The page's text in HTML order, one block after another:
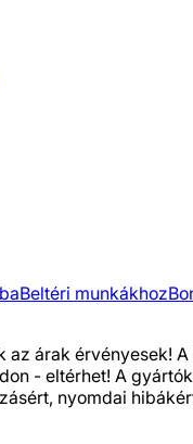
Beltéri munkákhoz
árak érvényesek!
- eltérhet! A
nyomdai